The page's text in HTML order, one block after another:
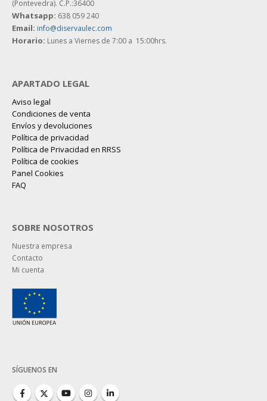
(Pontevedra). C.P.:36400
Whatsapp: 638 059 240
Email: info@diservaulec.com
Horario: Lunes a Viernes de 7:00 a 15:00hrs.
APARTADO LEGAL
Aviso legal
Condiciones de venta
Envíos y devoluciones
Política de privacidad
Política de Privacidad en RRSS
Política de cookies
Panel Cookies
FAQ
SOBRE NOSOTROS
Nuestra empresa
Contacto
Mi cuenta
SÍGUENOS EN